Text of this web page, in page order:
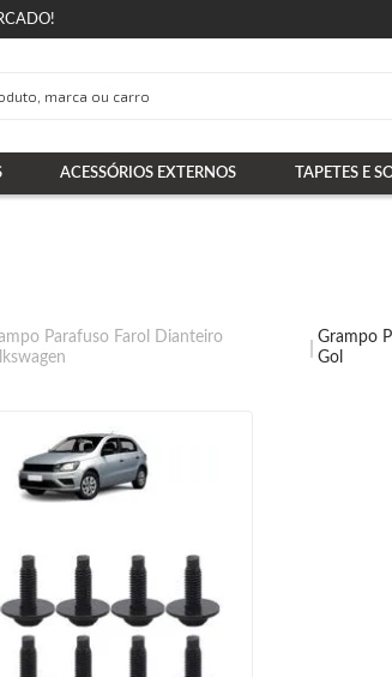
ACESSÓRIOS EXTERNOS TAPETES E
Parafuso Farol Dianteiro
Grampo
Gol